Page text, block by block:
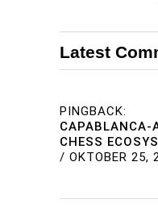
Latest
PINGBACK:
CAPABLANCA-
CHESS
/ OKTOBER 25,